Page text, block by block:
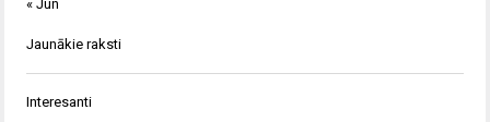
« Jun
Jaunākie raksti
Interesanti